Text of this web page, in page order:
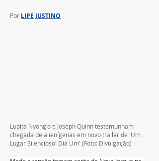
Por LIPE JUSTINO
Lupita Nyong'o e Joseph Quinn testemunham
chegada de alienígenas em novo trailer de 'Um
Lugar Silencioso: Dia Um' (Foto: Divulgação)